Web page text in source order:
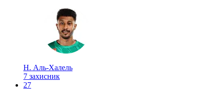
Н. Аль-Халель
7 захисник
27